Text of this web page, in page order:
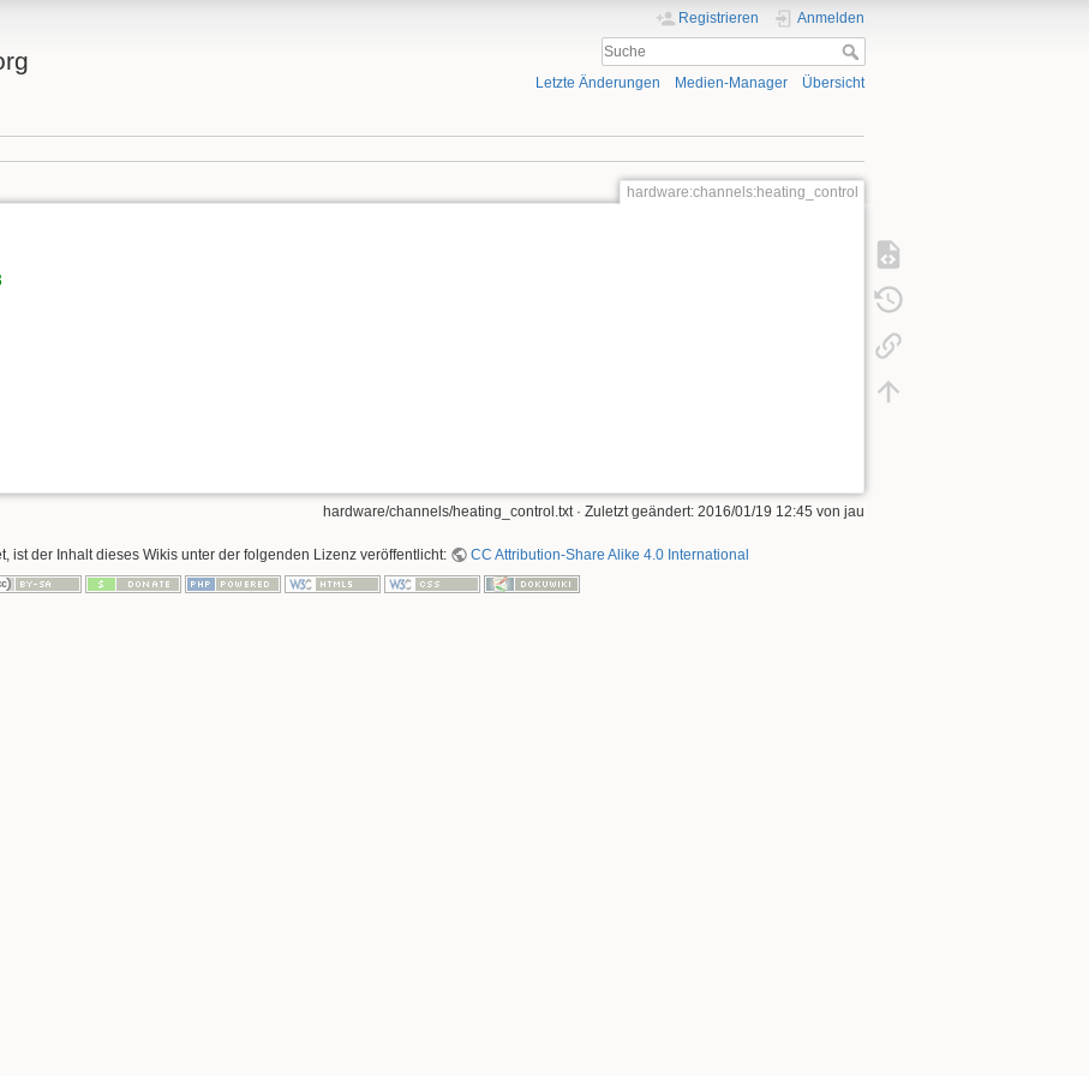
Registrieren Anmelden
Letzte Änderungen Medien-Manager Übersicht
hardware:channels:heating_control
hardware/channels/heating_control.txt · Zuletzt geändert: 2016/01/19 12:45 von jau
ist der Inhalt dieses Wikis unter der folgenden Lizenz veröffentlicht: CC Attribution-Share Alike 4.0 International